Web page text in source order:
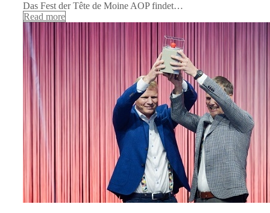
Das Fest der Tête de Moine AOP findet…
Read more